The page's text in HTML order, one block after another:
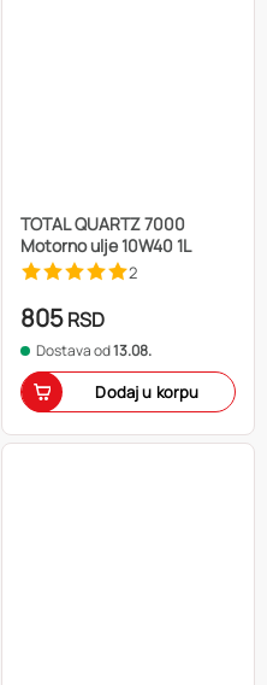
TOTAL QUARTZ 7000
Motorno ulje 10W40 1L
2
805RSD
Dostava od13.08.
Dodaj u korpu